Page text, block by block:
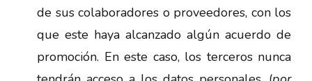
de sus colaboradores o proveedores, con los
que este haya alcanzado algún acuerdo de
promoción. En este caso, los terceros nunca